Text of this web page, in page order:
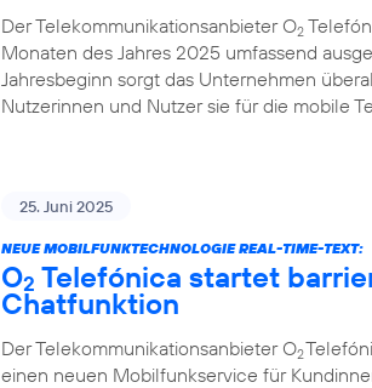
Der Telekommunikationsanbieter O2
Monaten des Jahres 2025 umfassend
Jahresbeginn sorgt das Unternehmen
Nutzerinnen und Nutzer sie für die mobile
25. Juni 2025
NEUE MOBILFUNKTECHNOLOGIE REAL-TIME-TEXT:
O2 Telefónica startet
Chatfunktion
Der Telekommunikationsanbieter O2
einen neuen Mobilfunkservice für